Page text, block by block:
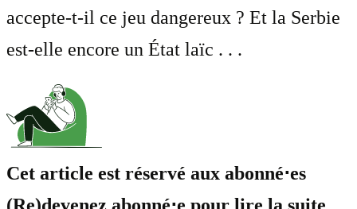
accepte-t-il ce jeu dangereux ? Et la Serbie
est-elle encore un État laïc . . .
Cet article est réservé aux abonné⋅es